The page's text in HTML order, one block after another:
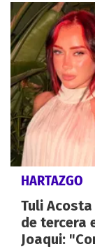
HARTAZGO
Tuli
de tercera
Joaqui: